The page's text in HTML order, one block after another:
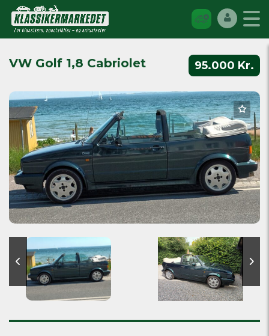
95.000 Kr.
VW Golf 1,8 Cabriolet